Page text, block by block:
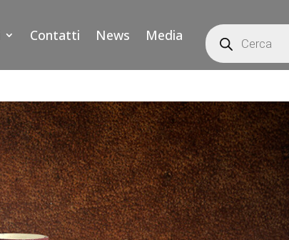
Contatti News Media Products
search